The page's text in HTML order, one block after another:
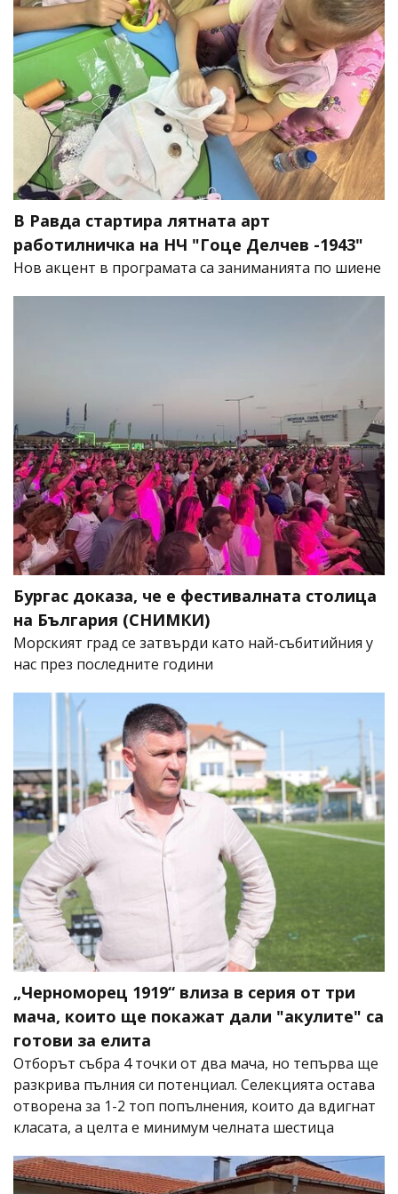
В Равда стартира лятната арт
работилничка на НЧ "Гоце Делчев -1943"
Нов акцент в програмата са заниманията по шиене
Бургас доказа, че е фестивалната столица
на България (СНИМКИ)
Морският град се затвърди като най-събитийния у
нас през последните години
„Черноморец 1919“ влиза в серия от три
мача, които ще покажат дали "акулите" са
готови за елита
Отборът събра 4 точки от два мача, но тепърва ще
разкрива пълния си потенциал. Селекцията остава
отворена за 1-2 топ попълнения, които да вдигнат
класата, а целта е минимум челната шестица